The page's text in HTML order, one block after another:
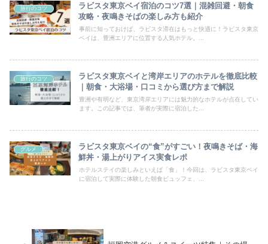
旅行のコツ
ラビスタ東京ベイ宿泊のコツ7選｜混雑回避・朝食
攻略・夜鳴きそばの楽しみ方も紹介
事前に知っておけば、ラビスタ滞在はもっと快適に！ラビスタ東京
ベイは、豊洲エリアに位置する人気ホテル。...
旅行のコツ
ラビスタ東京ベイと湾岸エリアのホテルを徹底比較
｜朝食・大浴場・口コミから選び方まで解説
豊洲や有明など、東京湾岸エリアには魅力的なホテルが点在してい
ます。この記事では、筆者が実際に宿泊した...
グルメ
ラビスタ東京ベイの“食”がすごい！夜鳴きそば・海
鮮丼・湯上がりアイス実食レポ
ホテルステイの楽しみといえば「食」！今回は、ラビスタ東京ベイ
に宿泊して実際に体験した朝食ビュッフェ、...